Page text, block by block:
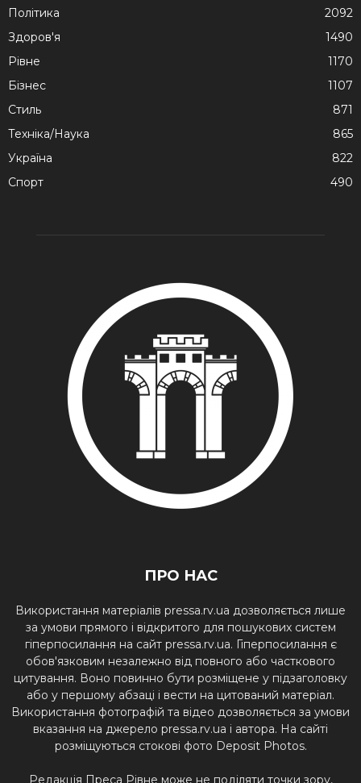
Політика
2092
Здоров'я
1490
Рівне
1170
Бізнес
1107
Стиль
871
Техніка/Наука
865
Україна
822
Спорт
490
ПРО НАС
Використання матеріалів pressa.rv.ua дозволяється лише
за умови прямого і відкритого для пошукових систем
гіперпосилання на сайт pressa.rv.ua. Гіперпосилання є
обов'язковим незалежно від повного або часткового
цитування. Воно повинно бути розміщене у підзаголовку
або у першому абзаці і вести на цитований матеріал.
Використання фотографій та відео дозволяється за умови
вказання на джерело pressa.rv.ua і автора. На сайті
розміщуються стокові фото Deposit Photos.
Редакція Преса Рівне може не поділяти точки зору,